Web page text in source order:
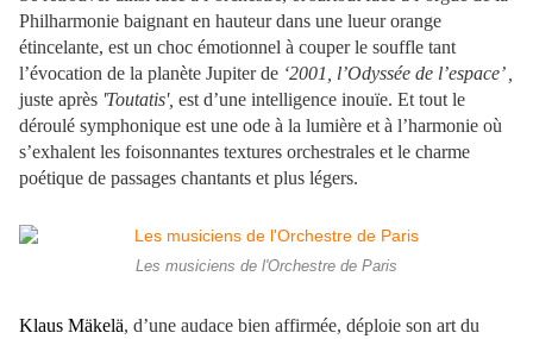
Philharmonie baignant en hauteur dans une lueur orange
étincelante, est un choc émotionnel à couper le souffle tant
l’évocation de la planète Jupiter de ‘2001, l’Odyssée de l’espace’ ,
juste après 'Toutatis', est d’une intelligence inouïe. Et tout le
déroulé symphonique est une ode à la lumière et à l’harmonie où
s’exhalent les foisonnantes textures orchestrales et le charme
poétique de passages chantants et plus légers.
Les musiciens de l'Orchestre de Paris
Klaus Mäkelä, d’une audace bien affirmée, déploie son art du